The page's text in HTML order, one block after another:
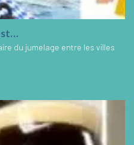
du jumelage entre les villes